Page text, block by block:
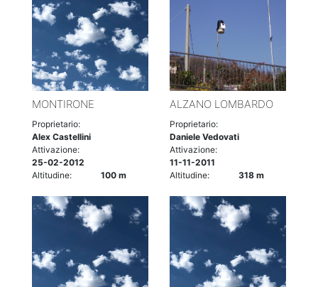
MONTIRONE
Proprietario:
Alex Castellini
Attivazione:
25-02-2012
Altitudine:
100 m
ALZANO LOMBARDO
Proprietario:
Daniele Vedovati
Attivazione:
11-11-2011
Altitudine:
318 m